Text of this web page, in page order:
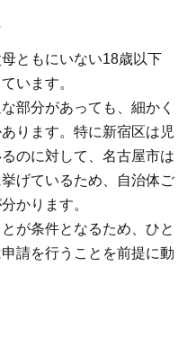
ともにいない18歳以下
います。
部分があっても、細かく
ります。特に新宿区は児
のに対して、名古屋市は
げているため、自治体ご
かります。
が条件となるため、ひと
請を行うことを前提に動